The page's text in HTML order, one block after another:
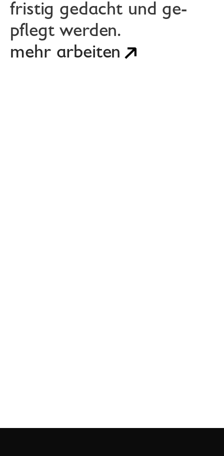
fristig gedacht und ge­
pflegt werden.
mehr arbeiten